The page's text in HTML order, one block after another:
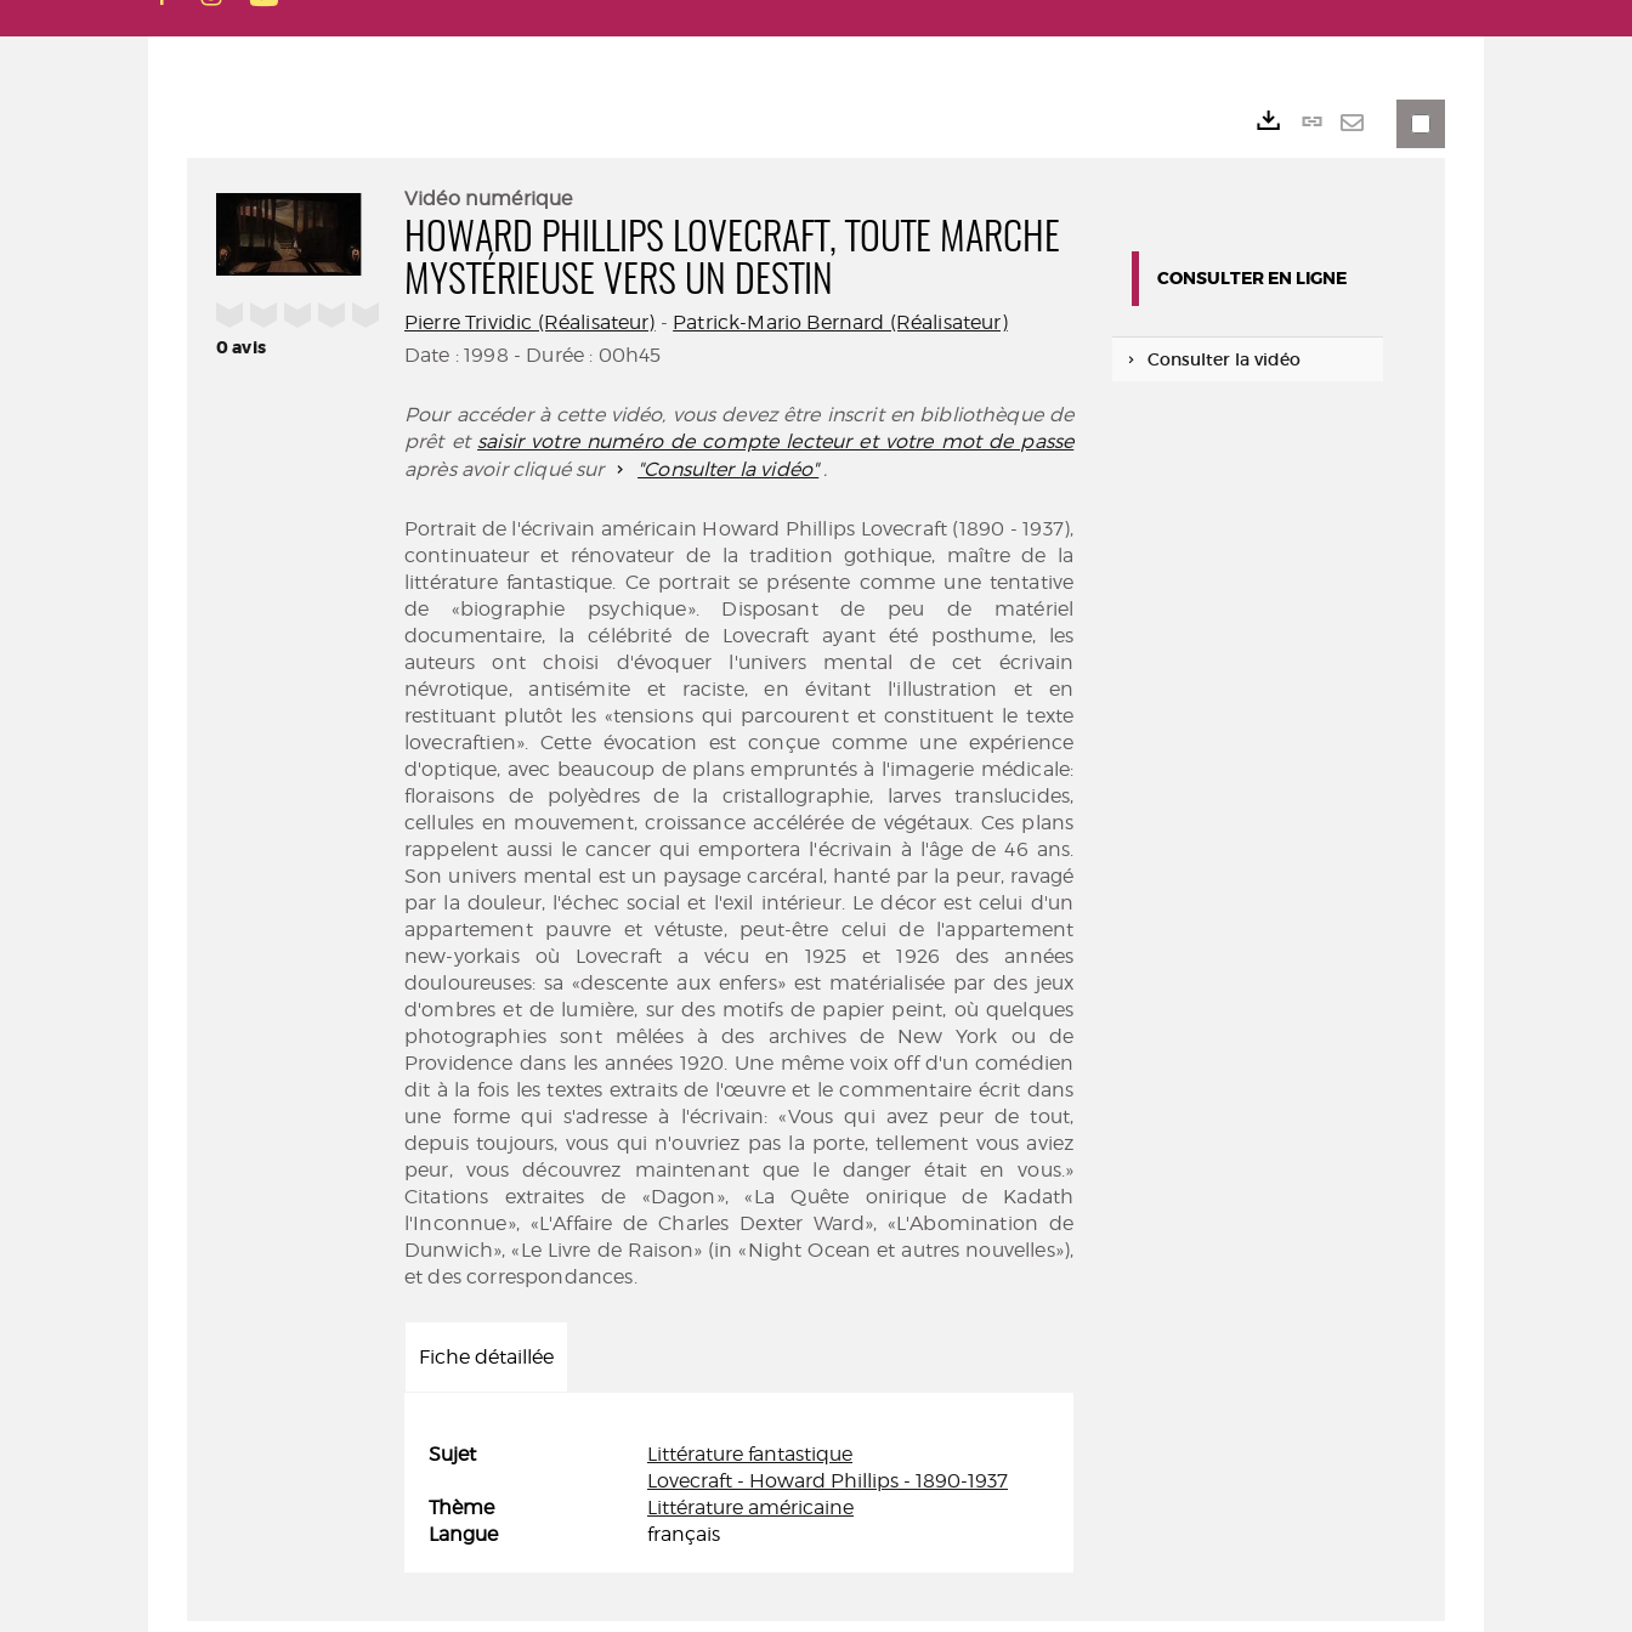
0avis
Vidéo numérique
HOWARD PHILLIPS LOVECRAFT, TOUTE MARCHE
MYSTÉRIEUSE VERS UN DESTIN
Pierre Trividic (Réalisateur) - Patrick-Mario Bernard (Réalisateur)
Date : 1998 - Durée : 00h45
Pour accéder à cette vidéo, vous devez être inscrit en bibliothèque de
prêt et saisir votre numéro de compte lecteur et votre mot de passe
après avoir cliqué sur
"Consulter la vidéo" .
Portrait de l'écrivain américain Howard Phillips Lovecraft (1890 - 1937),
continuateur et rénovateur de la tradition gothique, maître de la
littérature fantastique. Ce portrait se présente comme une tentative
de «biographie psychique». Disposant de peu de matériel
documentaire, la célébrité de Lovecraft ayant été posthume, les
auteurs ont choisi d'évoquer l'univers mental de cet écrivain
névrotique, antisémite et raciste, en évitant l'illustration et en
restituant plutôt les «tensions qui parcourent et constituent le texte
lovecraftien». Cette évocation est conçue comme une expérience
d'optique, avec beaucoup de plans empruntés à l'imagerie médicale:
floraisons de polyèdres de la cristallographie, larves translucides,
cellules en mouvement, croissance accélérée de végétaux. Ces plans
rappelent aussi le cancer qui emportera l'écrivain à l'âge de 46 ans.
Son univers mental est un paysage carcéral, hanté par la peur, ravagé
par la douleur, l'échec social et l'exil intérieur. Le décor est celui d'un
appartement pauvre et vétuste, peut-être celui de l'appartement
new-yorkais où Lovecraft a vécu en 1925 et 1926 des années
douloureuses: sa «descente aux enfers» est matérialisée par des jeux
d'ombres et de lumière, sur des motifs de papier peint, où quelques
photographies sont mêlées à des archives de New York ou de
Providence dans les années 1920. Une même voix off d'un comédien
dit à la fois les textes extraits de l'œuvre et le commentaire écrit dans
une forme qui s'adresse à l'écrivain: «Vous qui avez peur de tout,
depuis toujours, vous qui n'ouvriez pas la porte, tellement vous aviez
peur, vous découvrez maintenant que le danger était en vous.»
Citations extraites de «Dagon», «La Quête onirique de Kadath
l'Inconnue», «L'Affaire de Charles Dexter Ward», «L'Abomination de
Dunwich», «Le Livre de Raison» (in «Night Ocean et autres nouvelles»),
et des correspondances.
Fiche détaillée
Sujet
Littérature fantastique
Lovecraft - Howard Phillips - 1890-1937
Thème
Littérature américaine
Langue
français
Lien
CONSULTER EN LIGNE
Consulter la vidéo